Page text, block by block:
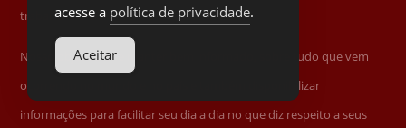
trabalhadores.
Nosso objetivo é te manter bem informado, sobre tudo que vem
ocorrendo no mundo e no país e também disponibilizar
informações para facilitar seu dia a dia no que diz respeito a seus
acesse a política de privacidade.
Aceitar